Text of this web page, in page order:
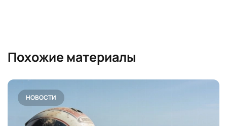
Похожие материалы
НОВОСТИ